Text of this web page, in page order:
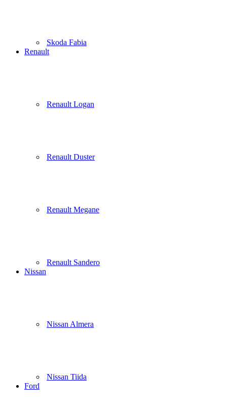
Skoda Fabia
Renault
Renault Logan
Renault Duster
Renault Megane
Renault Sandero
Nissan
Nissan Almera
Nissan Tiida
Ford